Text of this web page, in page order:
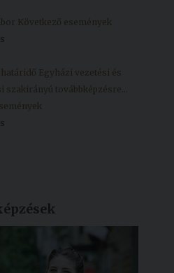
Következő események
Egyházi vezetési és
szakirányú továbbképzésre...